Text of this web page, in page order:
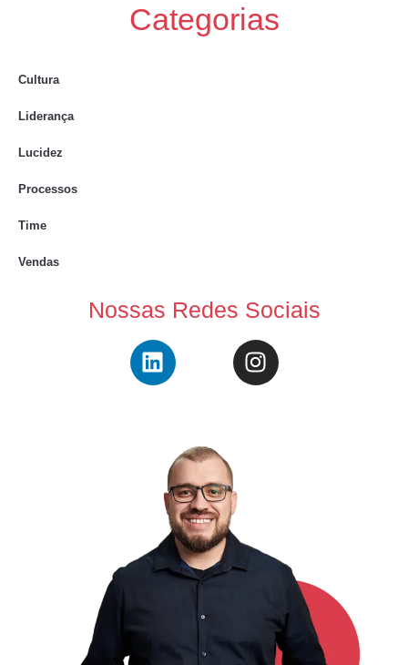
Categorias
Cultura
Liderança
Lucidez
Processos
Time
Vendas
Nossas Redes Sociais